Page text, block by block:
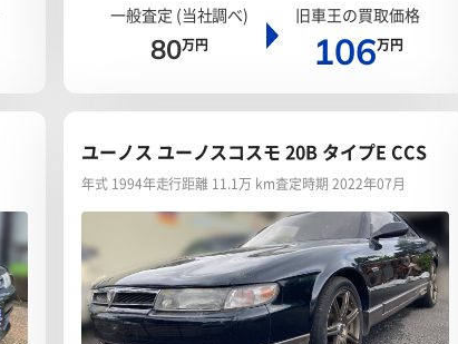
一般査定 (当社調べ)
80万円
旧車王の買取価格
106万円
ユーノス ユーノスコスモ 20B タイプE CCS
年式 1994年走行距離 11.1万 km査定時期 2022年07月